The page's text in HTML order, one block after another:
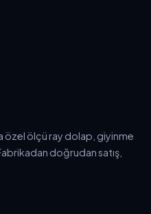
özel ölçü ray dolap, giyinme
doğrudan satış,